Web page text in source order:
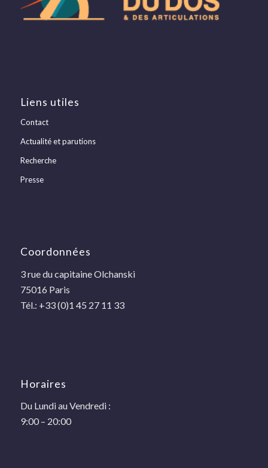
Liens utiles
Contact
Actualité et parutions
Recherche
Presse
Coordonnées
3 rue du capitaine Olchanski
75016 Paris
Tél.: +33 (0)1 45 27 11 33
Horaires
Du Lundi au Vendredi :
9:00 – 20:00